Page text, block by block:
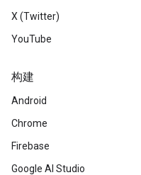
X (Twitter)
YouTube
构建
Android
Chrome
Firebase
Google AI Studio